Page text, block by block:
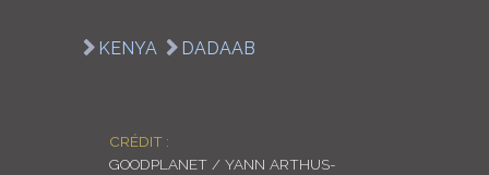
KENYA DADAAB
CRÉDIT :
GOODPLANET / YANN ARTHUS-